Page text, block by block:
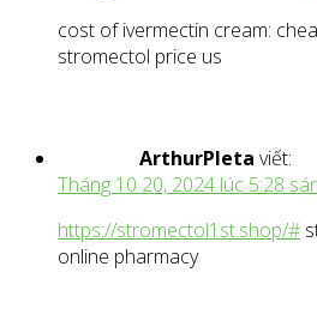
cost of ivermectin cream:
stromectol price us
ArthurPleta viết:
Tháng 10 20, 2024 lúc 5:28
https://stromectol1st.shop/#
online pharmacy